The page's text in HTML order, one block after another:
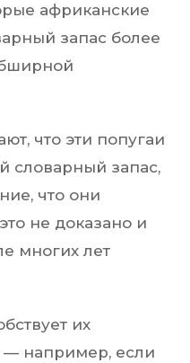
африканские
запас более
что эти попугаи
словарный запас,
что они
не доказано и
многих лет
их
— например, если